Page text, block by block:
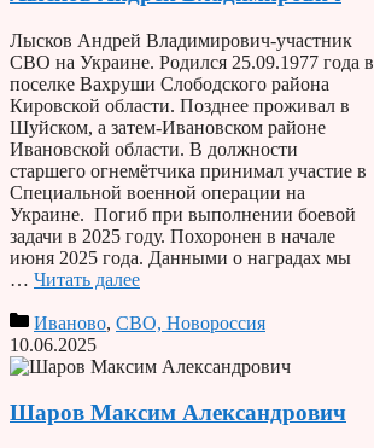
Лысков Андрей Владимирович-участник
СВО на Украине. Родился 25.09.1977 года в
поселке Вахруши Слободского района
Кировской области. Позднее проживал в
Шуйском, а затем-Ивановском районе
Ивановской области. В должности
старшего огнемётчика принимал участие в
Специальной военной операции на
Украине. Погиб при выполнении боевой
задачи в 2025 году. Похоронен в начале
июня 2025 года. Данными о наградах мы
… Читать далее
Иваново, СВО, Новороссия
10.06.2025
Шаров Максим Александрович